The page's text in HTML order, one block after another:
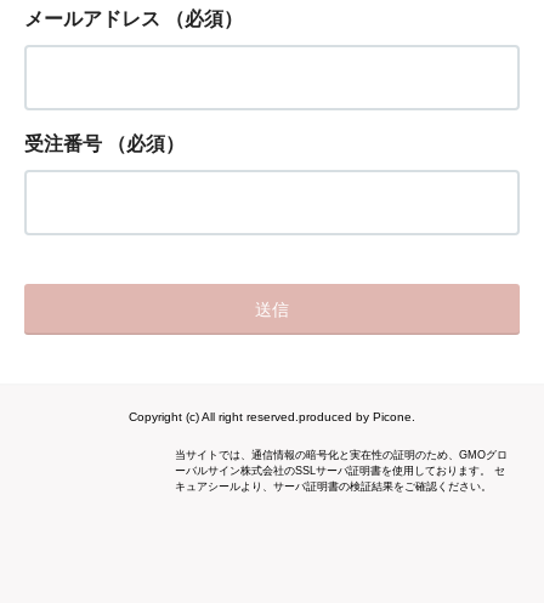
メールアドレス （必須）
受注番号 （必須）
Copyright (c) All right reserved.produced by Picone.
当サイトでは、通信情報の暗号化と実在性の証明のため、GMOグロ
ーバルサイン株式会社のSSLサーバ証明書を使用しております。 セ
キュアシールより、サーバ証明書の検証結果をご確認ください。